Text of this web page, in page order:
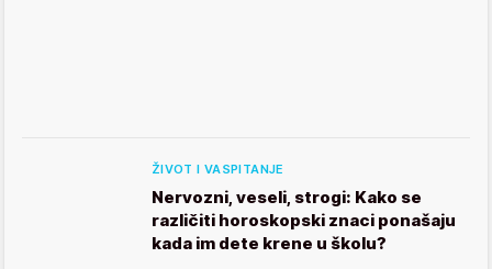
ŽIVOT I VASPITANJE
Nervozni, veseli, strogi: Kako se
različiti horoskopski znaci ponašaju
kada im dete krene u školu?